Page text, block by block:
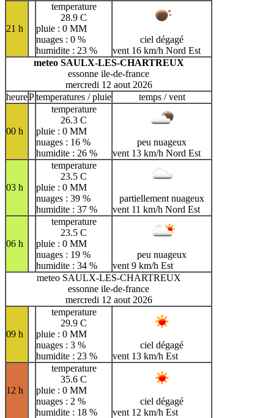
21 h
temperature
28.9 C
pluie : 0 MM
nuages : 0 %
humidite : 23 %
ciel dégagé
vent 16 km/h Nord Est
meteo SAULX-LES-CHARTREUX
essonne ile-de-france
mercredi 12 aout 2026
heurePtemperatures / pluie temps / vent
00 h
temperature
26.3 C
pluie : 0 MM
nuages : 16 %
humidite : 26 %
peu nuageux
vent 13 km/h Nord Est
03 h
temperature
23.5 C
pluie : 0 MM
nuages : 39 %
humidite : 37 %
partiellement nuageux
vent 11 km/h Nord Est
06 h
temperature
23.5 C
pluie : 0 MM
nuages : 19 %
humidite : 34 %
peu nuageux
vent 9 km/h Est
meteo SAULX-LES-CHARTREUX
essonne ile-de-france
mercredi 12 aout 2026
09 h
temperature
29.9 C
pluie : 0 MM
nuages : 3 %
humidite : 23 %
ciel dégagé
vent 13 km/h Est
12 h
temperature
35.6 C
pluie : 0 MM
nuages : 2 %
humidite : 18 %
ciel dégagé
vent 12 km/h Est